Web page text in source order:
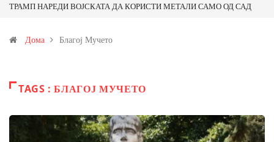
ДА КОРИСТИ МЕТАЛИ САМО ОД САД
Почнува
Дома Благој Мучето
TAGS : БЛАГОЈ МУЧЕТО